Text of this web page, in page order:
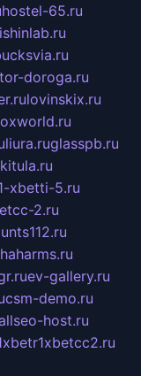
hostel-65.ru
doroga.ru
lovinskix.ru
liura.ruglasspb.ru
xbetti-5.ru
2.ru
ev-gallery.ru
csm-demo.ru
host.ru